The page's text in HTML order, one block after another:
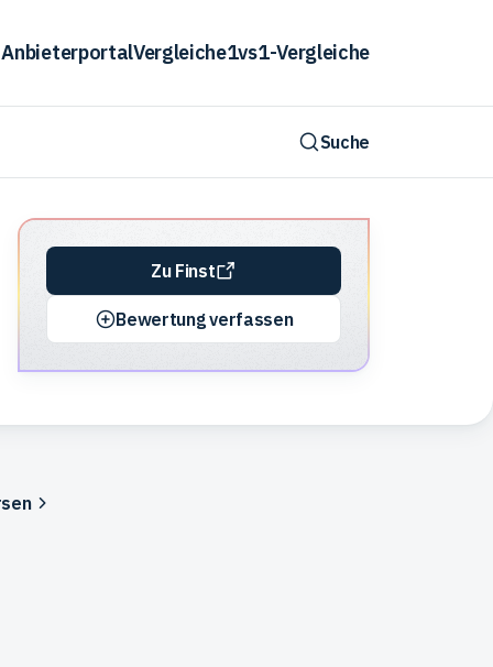
AnbieterportalVergleiche1vs1-Vergleiche
Suche
Zu Finst
Bewertung verfassen